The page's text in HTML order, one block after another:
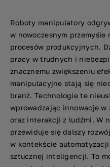
Roboty manipulatory
w nowoczesnym
procesów produkcyjnych.
pracy w trudnych i
znacznemu zwiększeniu
manipulacyjne stają się
branż. Technologie te
wprowadzając innowacje
oraz interakcji z ludźmi. W
przewiduje się dalszy
w kontekście
sztucznej inteligencji. To